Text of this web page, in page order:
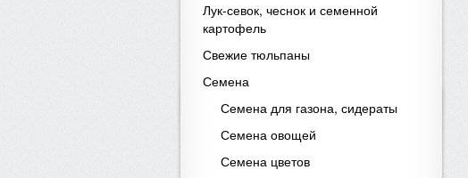
Лук-севок, чеснок и семенной
картофель
Свежие тюльпаны
Семена
Семена для газона, сидераты
Семена овощей
Семена цветов